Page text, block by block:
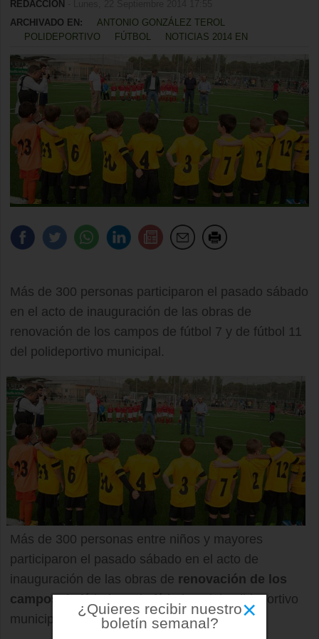
REDACCIÓN
ARCHIVADO EN:
ANTONIO GONZÁLEZ TEROL
POLIDEPORTIVO
FÚTBOL NOTICIAS 2014 EN
Más de 300 personas participaron el pasado sábado
en el acto de inauguración de las obras de
renovación de los campos de fútbol 7 y de fútbol 11
del polideportivo municipal.
Más de 300 personas entre niños y mayores
participaron el pasado sábado en el acto de
inauguración de las obras de renovación de los
camposde fútbol 7 y de fútbol 11 del polideportivo
municipal.
×
¿Quieres recibir nuestro
boletín semanal?